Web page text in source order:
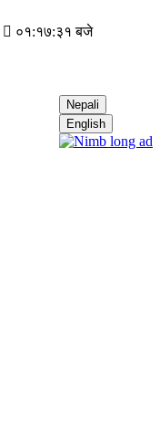
०१:१७:३२ बजे
Nepali
English